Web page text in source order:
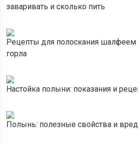
заваривать и сколько пить
Рецепты для полоскания шалфеем
горла
Настойка полыни: показания и
Полынь: полезные свойства и вред